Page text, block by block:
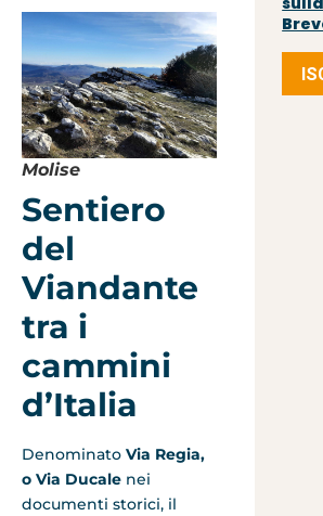
Molise
Sentiero
del
Viandante
tra i
cammini
d’Italia
Denominato Via Regia,
o Via Ducale nei
documenti storici, il